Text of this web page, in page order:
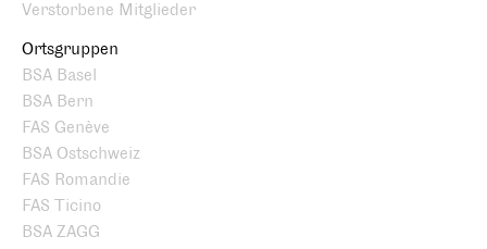
Verstorbene Mitglieder
Ortsgruppen
BSA Basel
BSA Bern
FAS Genève
BSA Ostschweiz
FAS Romandie
FAS Ticino
BSA ZAGG